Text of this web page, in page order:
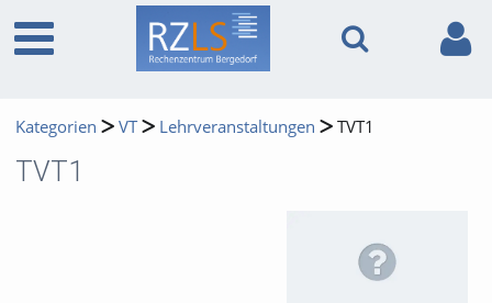
Kategorien VT Lehrveranstaltungen TVT1
TVT1